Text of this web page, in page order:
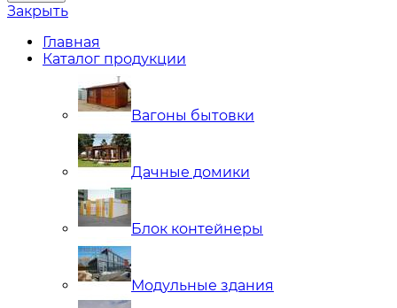
Закрыть
Главная
Каталог продукции
Вагоны бытовки
Дачные домики
Блок контейнеры
Модульные здания